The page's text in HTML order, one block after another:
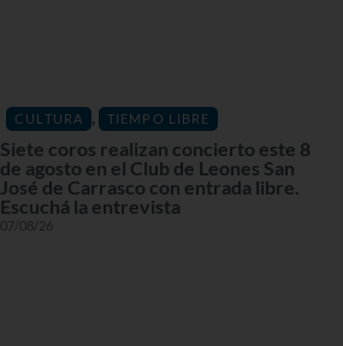
CULTURA , TIEMPO LIBRE
Siete coros realizan concierto este 8
de agosto en el Club de Leones San
José de Carrasco con entrada libre.
Escuchá la entrevista
07/08/26